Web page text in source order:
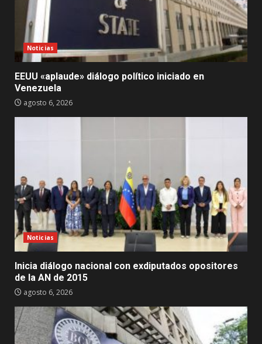
Noticias
EEUU «aplaude» diálogo político iniciado en
Venezuela
agosto 6, 2026
Noticias
Inicia diálogo nacional con exdiputados opositores
de la AN de 2015
agosto 6, 2026